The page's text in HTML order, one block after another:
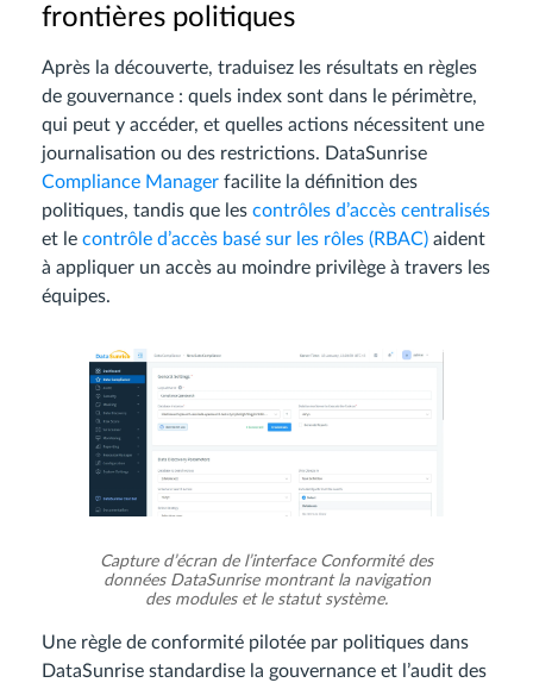
frontières politiques
Après la découverte, traduisez les résultats en règles
de gouvernance : quels index sont dans le périmètre,
qui peut y accéder, et quelles actions nécessitent une
journalisation ou des restrictions. DataSunrise
Compliance Manager facilite la définition des
politiques, tandis que les contrôles d’accès centralisés
et le contrôle d’accès basé sur les rôles (RBAC) aident
à appliquer un accès au moindre privilège à travers les
équipes.
Capture d’écran de l’interface Conformité des
données DataSunrise montrant la navigation
des modules et le statut système.
Une règle de conformité pilotée par politiques dans
DataSunrise standardise la gouvernance et l’audit des